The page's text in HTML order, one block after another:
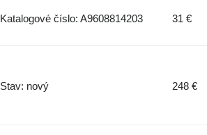
Katalogové číslo: A9608814203 31 €
Stav: nový 248 €